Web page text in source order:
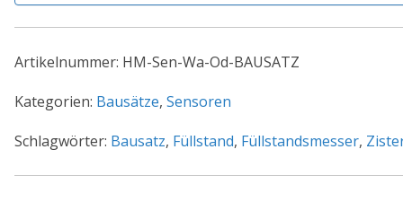
Artikelnummer: HM-Sen-Wa-Od-BAUSATZ
Kategorien: Bausätze, Sensoren
Schlagwörter: Bausatz, Füllstand, Füllstandsmesser,